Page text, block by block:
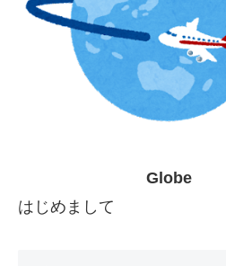
Globe
はじめまして